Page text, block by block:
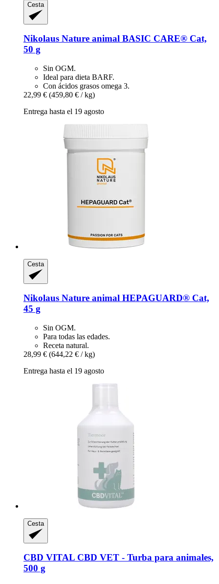
Cesta
Nikolaus Nature animal BASIC CARE® Cat,
50 g
Sin OGM.
Ideal para dieta BARF.
Con ácidos grasos omega 3.
22,99 € (459,80 € / kg)
Entrega hasta el 19 agosto
Cesta
Nikolaus Nature animal HEPAGUARD® Cat,
45 g
Sin OGM.
Para todas las edades.
Receta natural.
28,99 € (644,22 € / kg)
Entrega hasta el 19 agosto
Cesta
CBD VITAL CBD VET -​ Turba para animales,
500 g